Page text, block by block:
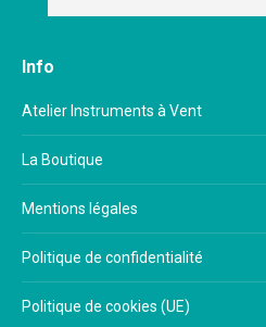
Info
Atelier Instruments à Vent
La Boutique
Mentions légales
Politique de confidentialité
Politique de cookies (UE)